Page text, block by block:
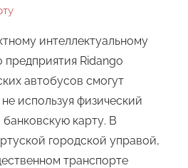
интеллектуальному
Ridango
автобусов смогут
используя физический
карту. В
городской управой,
транспорте